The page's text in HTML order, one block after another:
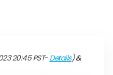
20:45 PST-Details)&